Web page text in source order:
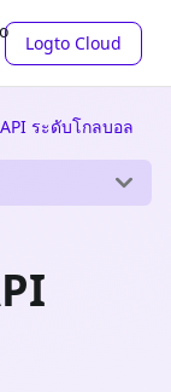
Logto Cloud
ระดับโกลบอล